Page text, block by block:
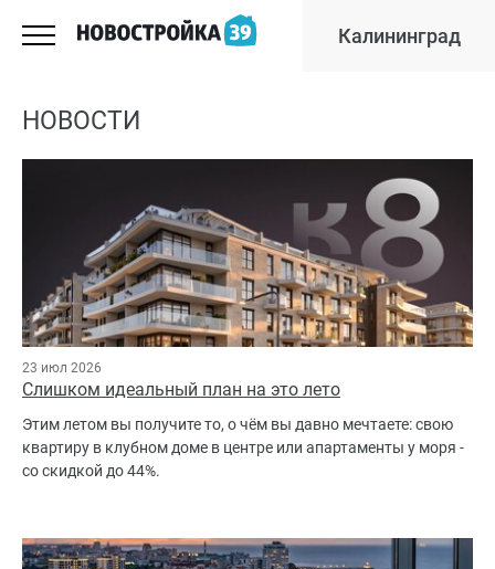
Калининград
НОВОСТИ
23 июл 2026
Слишком идеальный план на это лето
Этим летом вы получите то, о чём вы давно мечтаете: свою
квартиру в клубном доме в центре или апартаменты у моря -
со скидкой до 44%.